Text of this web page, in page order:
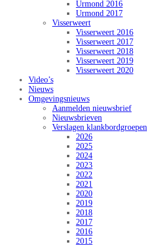
Urmond 2016
Urmond 2017
Visserweert
Visserweert 2016
Visserweert 2017
Visserweert 2018
Visserweert 2019
Visserweert 2020
Video’s
Nieuws
Omgevingsnieuws
Aanmelden nieuwsbrief
Nieuwsbrieven
Verslagen klankbordgroepen
2026
2025
2024
2023
2022
2021
2020
2019
2018
2017
2016
2015